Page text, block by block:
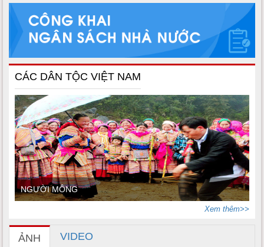
CÁC DÂN TỘC VIỆT NAM
NGƯỜI MÔNG
Xem thêm>>
ẢNH VIDEO